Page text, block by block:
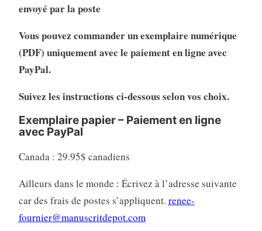
envoyé par la poste
Vous pouvez commander un exemplaire numérique
(PDF) uniquement avec le paiement en ligne avec
PayPal.
Suivez les instructions ci-dessous selon vos choix.
Exemplaire papier – Paiement en ligne
avec PayPal
Canada : 29.95$ canadiens
Ailleurs dans le monde : Écrivez à l’adresse suivante
car des frais de postes s’appliquent. renee-
fournier@manuscritdepot.com